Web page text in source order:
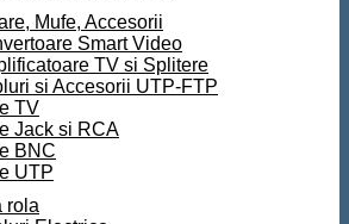
Mufe, Accesorii
Smart Video
TV si Splitere
si Accesorii UTP-FTP
TV
Jack si RCA
BNC
UTP
rola